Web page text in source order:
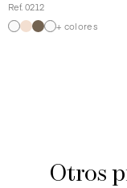
Ref. 0212
+ colores
Otros